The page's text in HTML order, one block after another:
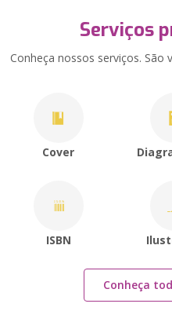
Serviços
Conheça nossos serviços. São
Cover
ISBN
Conheça